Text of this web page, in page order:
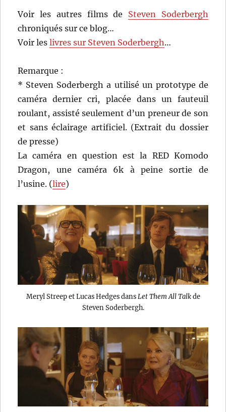
Voir les autres films de Steven Soderbergh
chroniqués sur ce blog…
Voir leslivres sur Steven Soderbergh…
Remarque :
* Steven Soderbergh a utilisé un prototype de
caméra dernier cri, placée dans un fauteuil
roulant, assisté seulement d’un preneur de son
et sans éclairage artificiel. (Extrait du dossier
de presse)
La caméra en question est la RED Komodo
Dragon, une caméra 6k à peine sortie de
l’usine. (lire)
Meryl Streep et Lucas Hedges dans Let Them All Talkde
Steven Soderbergh.